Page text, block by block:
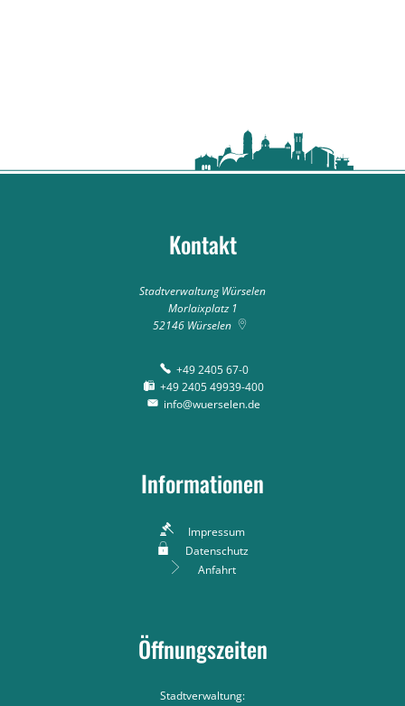
Kontakt
Stadtverwaltung Würselen
Morlaixplatz 1
52146 Würselen
+49 2405 67-0
+49 2405 49939-400
info@wuerselen.de
Informationen
Impressum
Datenschutz
Anfahrt
Öffnungszeiten
Stadtverwaltung: